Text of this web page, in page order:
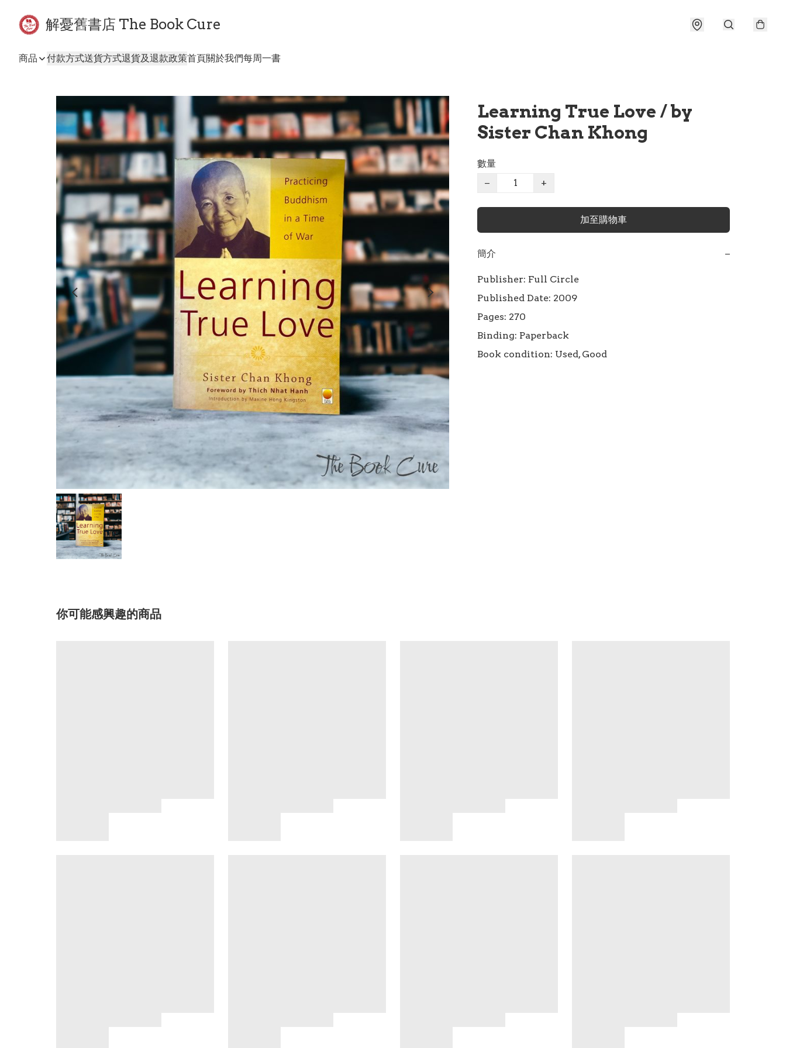
解憂舊書店 The Book Cure
商品 付款方式送貨方式退貨及退款政策首頁關於我們每周一書
Learning True Love / by
Sister Chan Khong
數量
−
+
加至購物車
簡介 −
Publisher: Full Circle
Published Date: 2009
Pages: 270
Binding: Paperback
Book condition: Used, Good
你可能感興趣的商品